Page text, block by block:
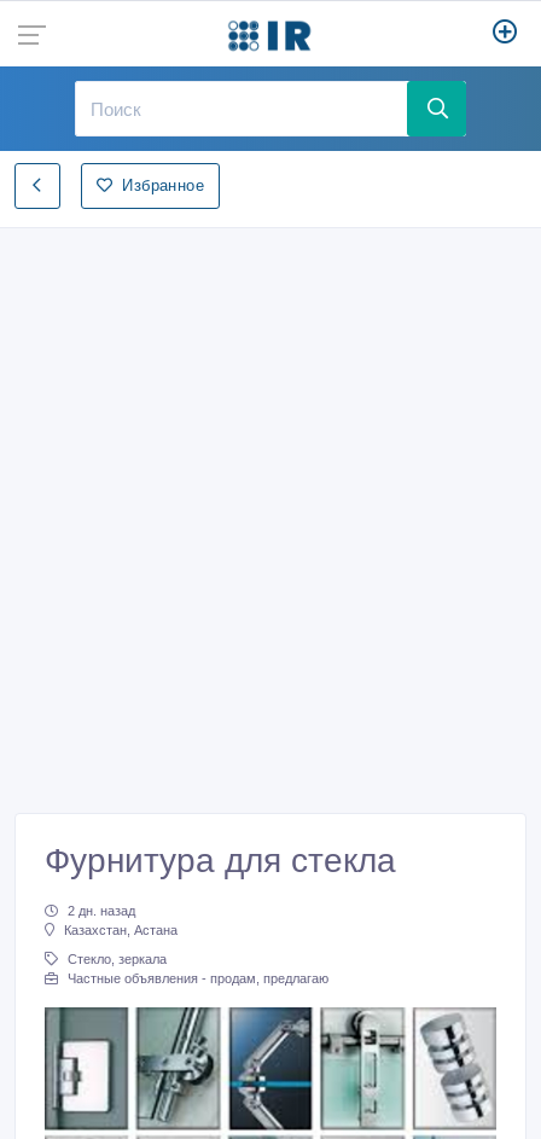
Избранное
Фурнитура для стекла
2 дн. назад
Казахстан, Астана
Стекло, зеркала
Частные объявления - продам, предлагаю